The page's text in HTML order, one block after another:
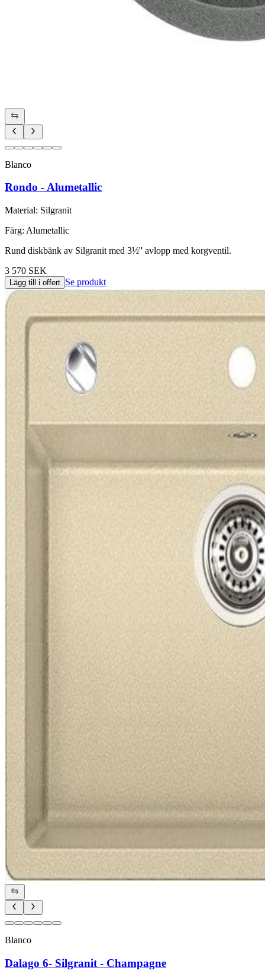
Blanco
Rondo - Alumetallic
Material: Silgranit
Färg: Alumetallic
Rund diskbänk av Silgranit med 3½'' avlopp med korgventil.
3 570 SEK
Lägg till i offert Se produkt
Blanco
Dalago 6- Silgranit - Champagne